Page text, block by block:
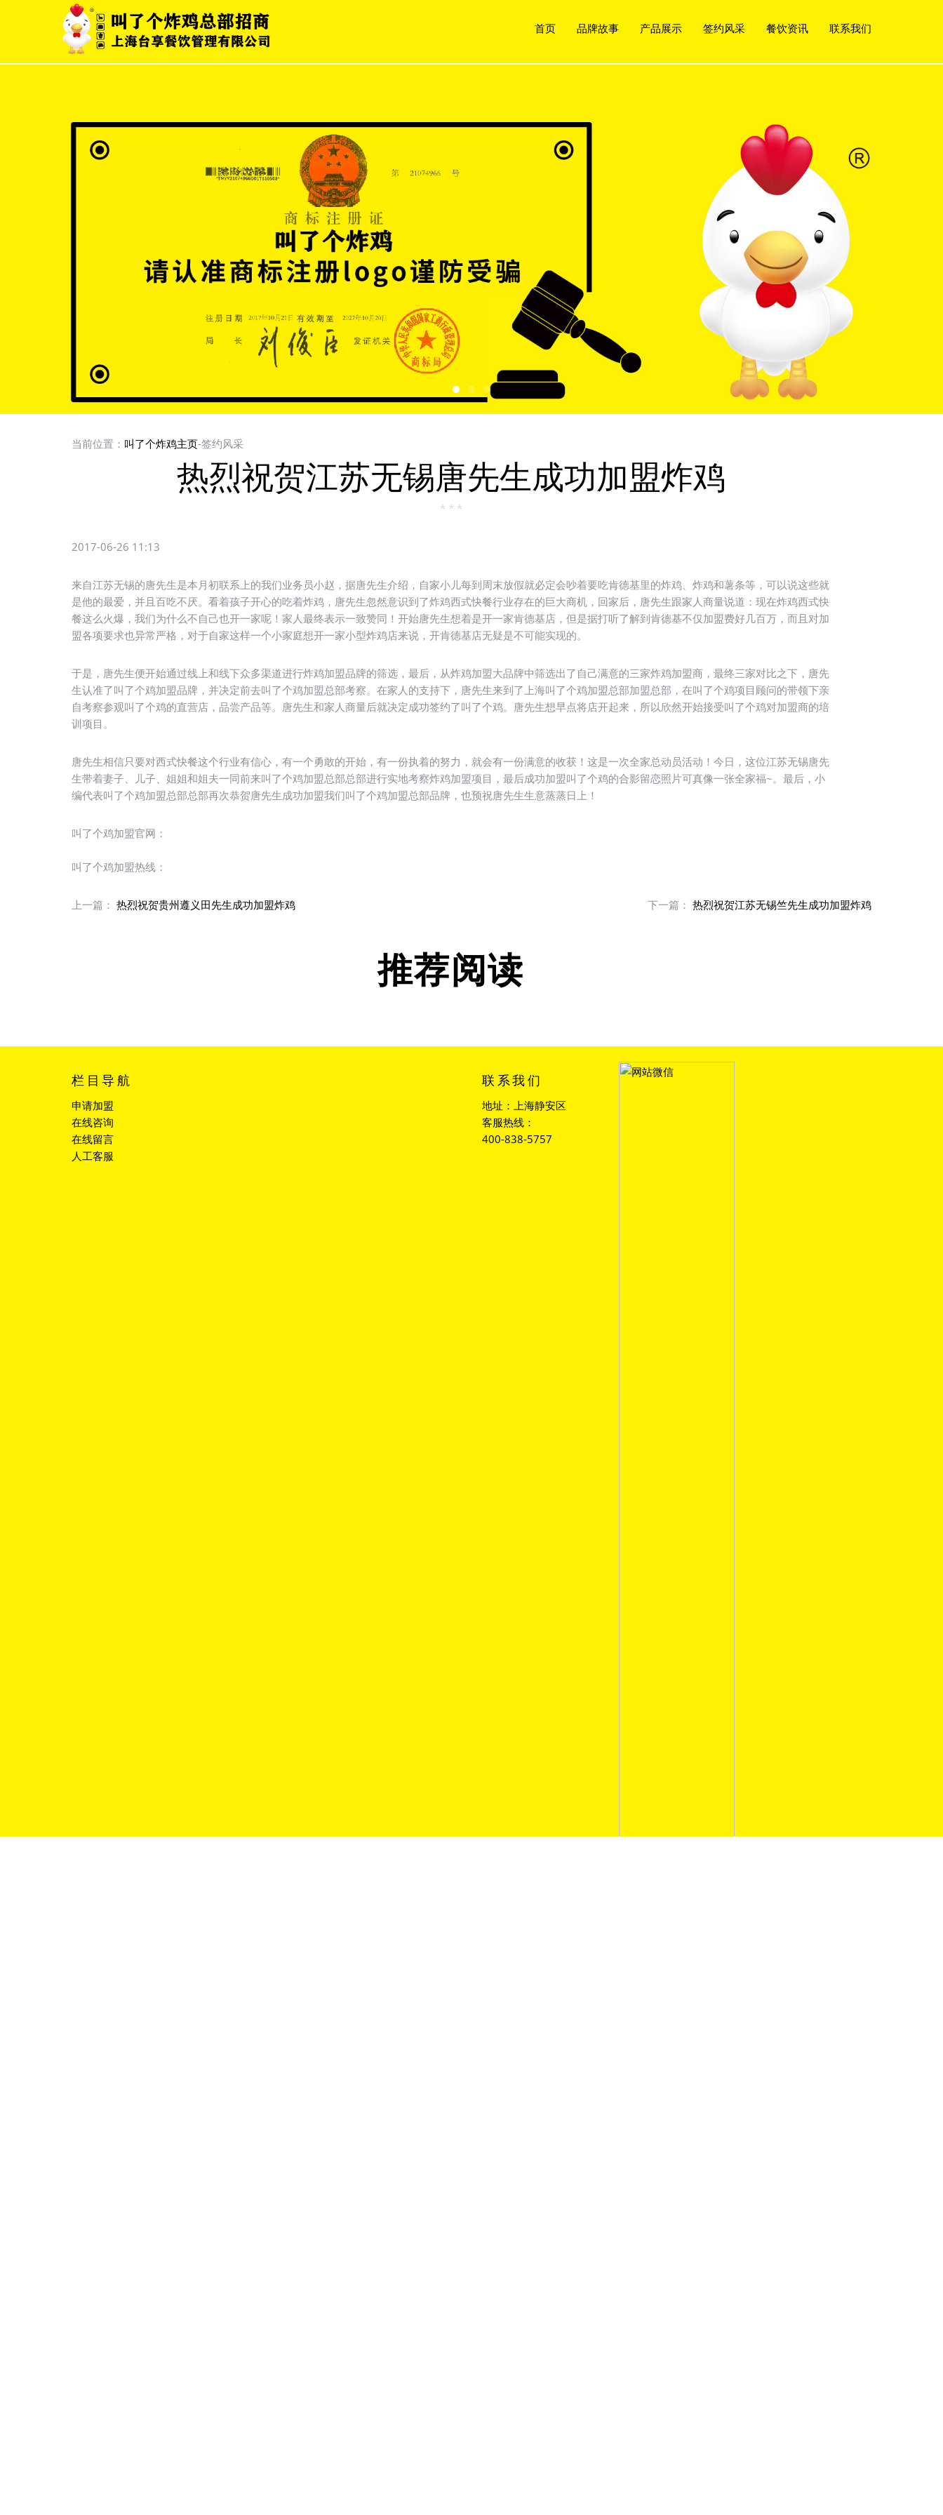
首页 品牌故事 产品展示 签约风采 餐饮资讯 联系我们
当前位置： 叫了个炸鸡主页-签约风采
热烈祝贺江苏无锡唐先生成功加盟炸鸡
* * *
2017-06-26 11:13
来自江苏无锡的唐先生是本月初联系上的我们业务员小赵，据唐先生介绍，自家小儿每到周末放假就必定会吵着要吃肯德基里的炸鸡、炸鸡和薯条等，可以说这些就
是他的最爱，并且百吃不厌。看着孩子开心的吃着炸鸡，唐先生忽然意识到了炸鸡西式快餐行业存在的巨大商机，回家后，唐先生跟家人商量说道：现在炸鸡西式快
餐这么火爆，我们为什么不自己也开一家呢！家人最终表示一致赞同！开始唐先生想着是开一家肯德基店，但是据打听了解到肯德基不仅加盟费好几百万，而且对加
盟各项要求也异常严格，对于自家这样一个小家庭想开一家小型炸鸡店来说，开肯德基店无疑是不可能实现的。
于是，唐先生便开始通过线上和线下众多渠道进行炸鸡加盟品牌的筛选，最后，从炸鸡加盟大品牌中筛选出了自己满意的三家炸鸡加盟商，最终三家对比之下，唐先
生认准了叫了个鸡加盟品牌，并决定前去叫了个鸡加盟总部考察。在家人的支持下，唐先生来到了上海叫了个鸡加盟总部加盟总部，在叫了个鸡项目顾问的带领下亲
自考察参观叫了个鸡的直营店，品尝产品等。唐先生和家人商量后就决定成功签约了叫了个鸡。唐先生想早点将店开起来，所以欣然开始接受叫了个鸡对加盟商的培
训项目。
唐先生相信只要对西式快餐这个行业有信心，有一个勇敢的开始，有一份执着的努力，就会有一份满意的收获！这是一次全家总动员活动！今日，这位江苏无锡唐先
生带着妻子、儿子、姐姐和姐夫一同前来叫了个鸡加盟总部总部进行实地考察炸鸡加盟项目，最后成功加盟叫了个鸡的合影留恋照片可真像一张全家福~。最后，小
编代表叫了个鸡加盟总部总部再次恭贺唐先生成功加盟我们叫了个鸡加盟总部品牌，也预祝唐先生生意蒸蒸日上！
叫了个鸡加盟官网：
叫了个鸡加盟热线：
上一篇： 热烈祝贺贵州遵义田先生成功加盟炸鸡 下一篇： 热烈祝贺江苏无锡竺先生成功加盟炸鸡
推荐阅读
栏目导航
申请加盟
在线咨询
在线留言
人工客服
联系我们
地址：上海静安区
客服热线：
400-838-5757